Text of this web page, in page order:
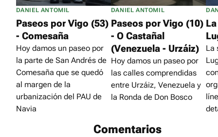
DANIEL ANTOMIL
Paseos por Vigo (53)
- Comesaña
Hoy damos un paseo por
la parte de San Andrés de
Comesaña que se quedó
al margen de la
urbanización del PAU de
Navia
DANIEL ANTOMIL
Paseos por Vigo (10)
- O Castañal
(Venezuela - Urzáiz)
Hoy damos un paseo por
las calles comprendidas
entre Urzáiz, Venezuela y
la Ronda de Don Bosco
La
Comentarios